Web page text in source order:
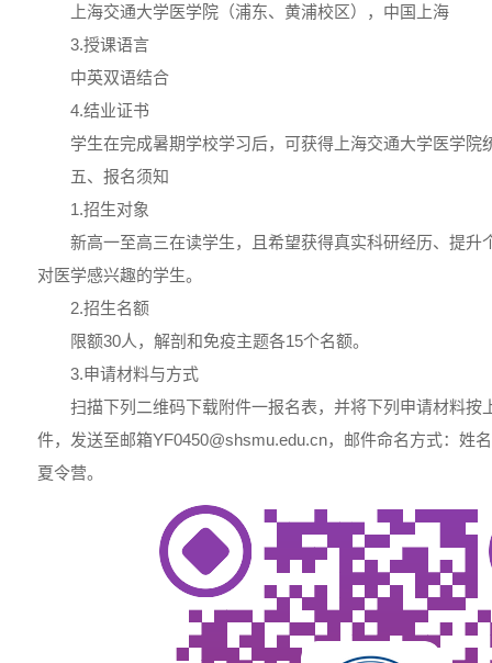
上海交通大学医学院（浦东、黄浦校区），中国上海
3.授课语言
中英双语结合
4.结业证书
学生在完成暑期学校学习后，可获得上海交通大学医学院
五、报名须知
1.招生对象
新高一至高三在读学生，且希望获得真实科研经历、提升
对医学感兴趣的学生。
2.招生名额
限额30人，解剖和免疫主题各15个名额。
3.申请材料与方式
扫描下列二维码下载附件一报名表，并将下列申请材料按
件，发送至邮箱YF0450@shsmu.edu.cn，邮件命名方式：姓
夏令营。